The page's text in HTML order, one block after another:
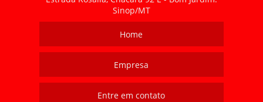
Sinop/MT
Home
Empresa
Entre em contato